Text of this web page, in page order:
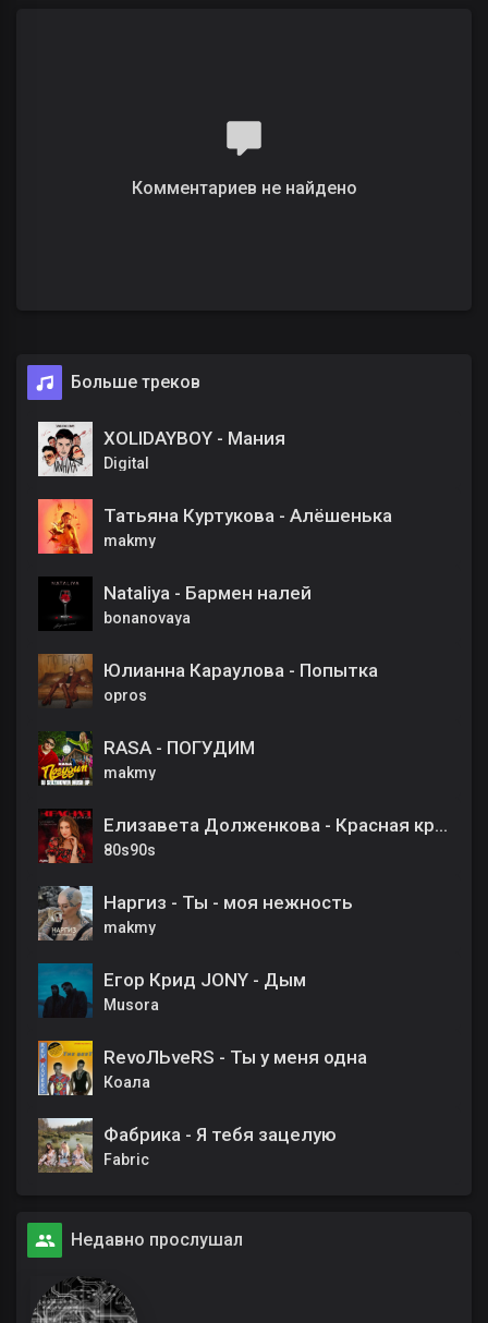
Комментариев не найдено
Больше треков
XOLIDAYBOY - Мания
Digital
Татьяна Куртукова - Алёшенька
makmy
Nataliya - Бармен налей
bonanovaya
Юлианна Караулова - Попытка
opros
RASA - ПОГУДИМ
makmy
Елизавета Долженкова - Красная краса
80s90s
Наргиз - Ты - моя нежность
makmy
Егор Крид JONY - Дым
Musora
RevoЛЬveRS - Ты у меня одна
Коала
Фабрика - Я тебя зацелую
Fabric
Недавно прослушал